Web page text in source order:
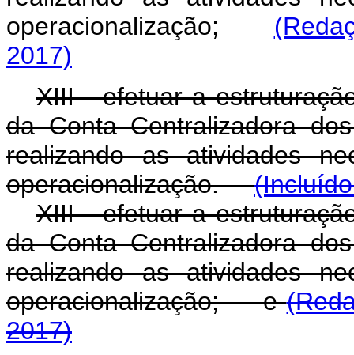
operacionalização;
2017)
XIII - efetuar a
da Conta Centralizadora
realizando as atividades
operacionalização.
XIII - efetuar a
da Conta Centralizadora
realizando as atividades
operacionalização; e
2017)